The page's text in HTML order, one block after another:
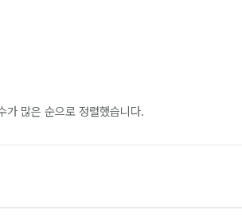
가 많은 순으로 정렬했습니다.